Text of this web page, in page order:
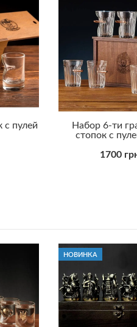
с пулей
Набор 6-ти
стопок с
1700
НОВИНКА